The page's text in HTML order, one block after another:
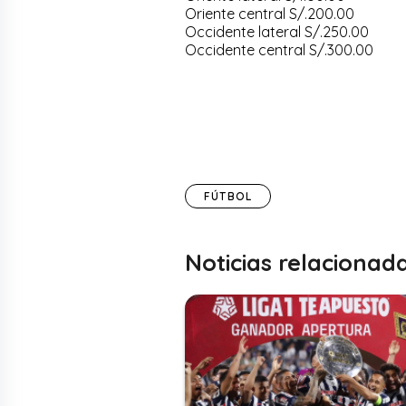
Oriente central S/.200.00
Occidente lateral S/.250.00
Occidente central S/.300.00
FÚTBOL
Noticias